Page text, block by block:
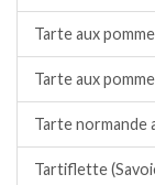
Tarte aux
Tarte aux
Tarte normande
Tartiflette